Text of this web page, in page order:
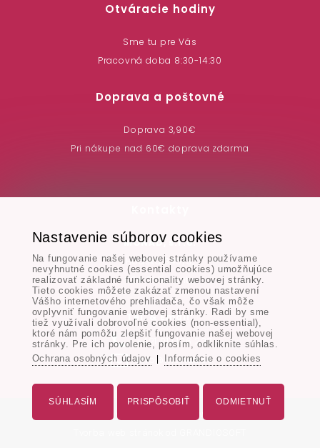
Otváracie hodiny
Sme tu pre Vás
Pracovná doba 8:30-14:30
Doprava a poštovné
Doprava 3,90€
Pri nákupe nad 60€ doprava zdarma
MONAD, s.r.o.
Hodská 345/3,
924 01 Galanta
Tel. & Email:
+421 917 106 227
info@monad.sk
Nastavenie súborov cookies
Na fungovanie našej webovej stránky používame
nevyhnutné cookies (essential cookies) umožňujúce
realizovať základné funkcionality webovej stránky.
Tieto cookies môžete zakázať zmenou nastavení
Vášho internetového prehliadača, čo však môže
ovplyvniť fungovanie webovej stránky. Radi by sme
tiež využívali dobrovoľné cookies (non-essential),
ktoré nám pomôžu zlepšiť fungovanie našej webovej
stránky. Pre ich povolenie, prosím, odkliknite súhlas.
Ochrana osobných údajov
Informácie o cookies
SÚHLASÍM PRISPÔSOBIŤ ODMIETNUŤ